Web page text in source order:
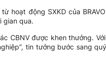
hoạt động SXKD của
gian qua.
CBNV được khen thưởng.
tin tưởng bước sang